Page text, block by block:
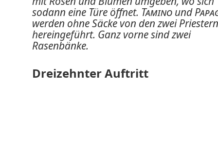
sodann eine Türe öffnet. Tamino und
werden ohne Säcke von den zwei Priestern
hereingeführt. Ganz vorne sind zwei
Rasenbänke.
Dreizehnter Auftritt